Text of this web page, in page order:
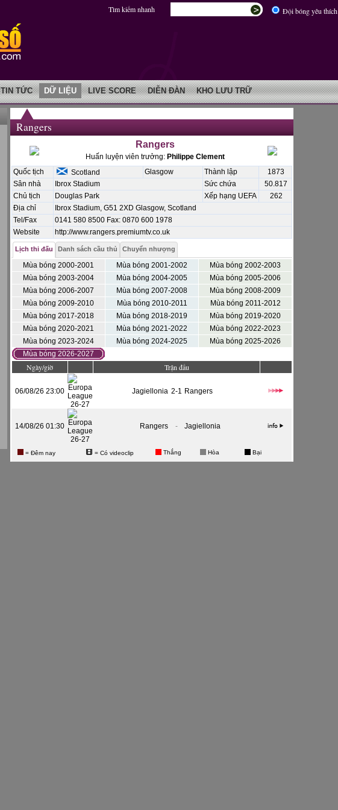
Đội bóng yêu thích
Tìm kiếm nhanh
TIN TỨC DỮ LIỆU LIVE SCORE DIỄN ĐÀN KHO LƯU TRỮ
Rangers
Rangers
Huấn luyện viên trưởng: Philippe Clement
Quốc tịch
Scotland Glasgow Thành lập
1873
Sân nhà
Ibrox Stadium Sức chứa
50.817
Chủ tịch
Douglas Park Xếp hạng UEFA
262
Địa chỉ
Ibrox Stadium, G51 2XD Glasgow, Scotland
Tel/Fax
0141 580 8500 Fax: 0870 600 1978
Website
http://www.rangers.premiumtv.co.uk
Lịch thi đấu Danh sách cầu thủ Chuyển nhượng
Mùa bóng 2000-2001 Mùa bóng 2001-2002
Mùa bóng 2002-2003
Mùa bóng 2003-2004
Mùa bóng 2004-2005
Mùa bóng 2005-2006
Mùa bóng 2006-2007
Mùa bóng 2007-2008
Mùa bóng 2008-2009
Mùa bóng 2009-2010
Mùa bóng 2010-2011
Mùa bóng 2011-2012
Mùa bóng 2017-2018
Mùa bóng 2018-2019
Mùa bóng 2019-2020
Mùa bóng 2020-2021
Mùa bóng 2021-2022
Mùa bóng 2022-2023
Mùa bóng 2023-2024
Mùa bóng 2024-2025
Mùa bóng 2025-2026
Mùa bóng 2026-2027
Ngày/giờ Trận đấu
06/08/26 23:00 Jagiellonia 2-1 Rangers
14/08/26 01:30 Rangers - Jagiellonia
= Đêm nay = Có videoclip Thắng Hòa Bại